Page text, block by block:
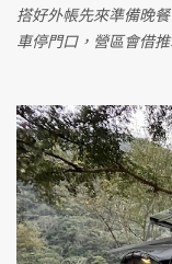
在園區裡面晃啊晃，
都可以在園區內散步
區 淋浴間 這裡的廁所
太髒或太臭。 消失的
定，沒有付訂金，現
雜..... 💦 一晚露營費
營位費，停車費）。供
不計費。以上是兩天
搭好外帳先來準備晚
車停門口，營區會借
旁邊的B3營位，結果
結果被訂走才選B區側
營位，所以營主也沒
氣差很多客人延期導
邊佔用了A3的桌子曬
墊子的那塊，看起來